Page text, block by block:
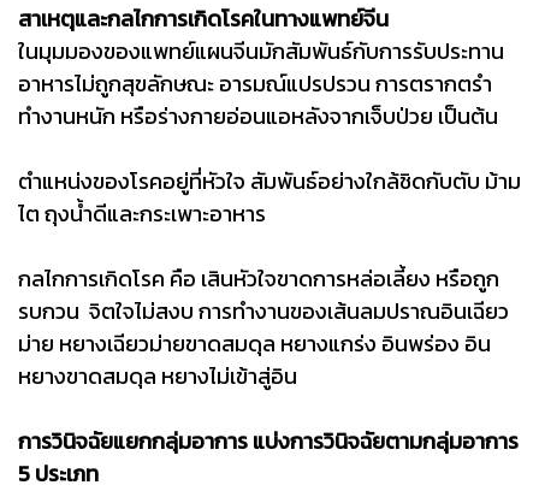
สาเหตุและกลไกการเกิดโรคในทางแพทย์จีน
ในมุมมองของแพทย์แผนจีนมักสัมพันธ์กับการรับประทาน
อาหารไม่ถูกสุขลักษณะ อารมณ์แปรปรวน การตรากตรำ
ทำงานหนัก หรือร่างกายอ่อนแอหลังจากเจ็บป่วย เป็นต้น
ตำแหน่งของโรคอยู่ที่หัวใจ สัมพันธ์อย่างใกล้ชิดกับตับ ม้าม
ไต ถุงน้ำดีและกระเพาะอาหาร
กลไกการเกิดโรค คือ เสินหัวใจขาดการหล่อเลี้ยง หรือถูก
รบกวน จิตใจไม่สงบ การทำงานของเส้นลมปราณอินเฉียว
ม่าย หยางเฉียวม่ายขาดสมดุล หยางแกร่ง อินพร่อง อิน
หยางขาดสมดุล หยางไม่เข้าสู่อิน
การวินิจฉัยแยกกลุ่มอาการ แบ่งการวินิจฉัยตามกลุ่มอาการ
5 ประเภท